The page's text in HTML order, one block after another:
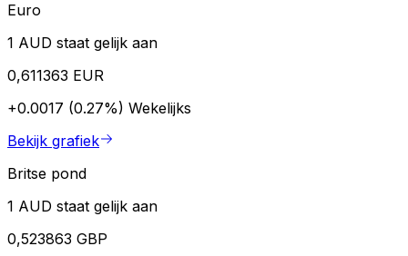
Euro
1 AUD staat gelijk aan
0,611363 EUR
+0.0017 (0.27%) Wekelijks
Bekijk grafiek
Britse pond
1 AUD staat gelijk aan
0,523863 GBP